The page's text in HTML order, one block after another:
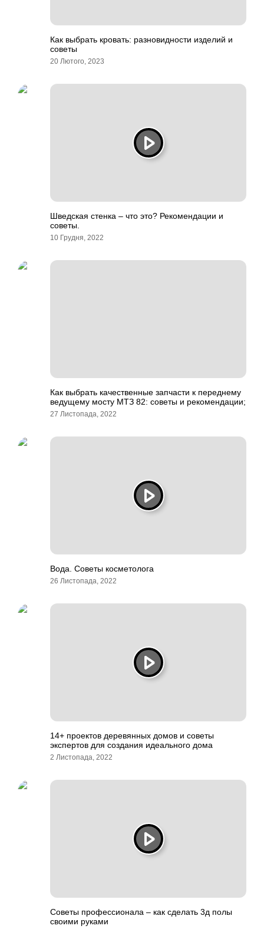
Как выбрать кровать: разновидности изделий и
советы
20 Лютого, 2023
Шведская стенка – что это? Рекомендации и
советы.
10 Грудня, 2022
Как выбрать качественные запчасти к переднему
ведущему мосту МТЗ 82: советы и рекомендации;
27 Листопада, 2022
Вода. Советы косметолога
26 Листопада, 2022
14+ проектов деревянных домов и советы
экспертов для создания идеального дома
2 Листопада, 2022
Советы профессионала – как сделать 3д полы
своими руками